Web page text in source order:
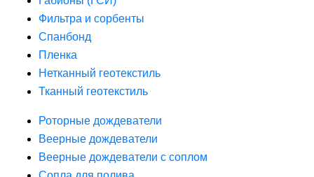
Фильтра и сорбенты
Спанбонд
Пленка
Нетканный геотекстиль
Тканный геотекстиль
Роторные дождеватели
Веерные дождеватели
Веерные дождеватели с соплом